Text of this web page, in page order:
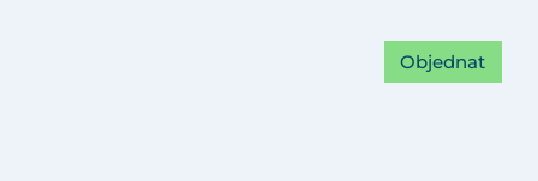
Objednat